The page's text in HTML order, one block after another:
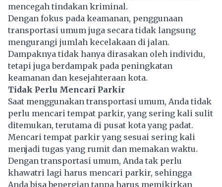
mencegah tindakan kriminal.
Dengan fokus pada keamanan, penggunaan
transportasi umum juga secara tidak langsung
mengurangi jumlah kecelakaan di jalan.
Dampaknya tidak hanya dirasakan oleh individu,
tetapi juga berdampak pada peningkatan
keamanan dan kesejahteraan kota.
Tidak Perlu Mencari Parkir
Saat menggunakan transportasi umum, Anda tidak
perlu mencari tempat parkir, yang sering kali sulit
ditemukan, terutama di pusat kota yang padat.
Mencari tempat parkir yang sesuai sering kali
menjadi tugas yang rumit dan memakan waktu.
Dengan transportasi umum, Anda tak perlu
khawatri lagi harus mencari parkir, sehingga
Anda bisa bepergian tanpa harus memikirkan